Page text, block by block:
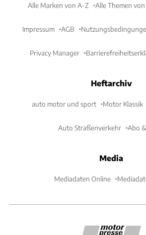
Alle Marken von A-Z Alle Themen
Impressum AGB
Privacy Manager
Heftarchiv
auto motor und sport Motor Klassik
Auto Straßenverkehr Abo
Media
Mediadaten Online